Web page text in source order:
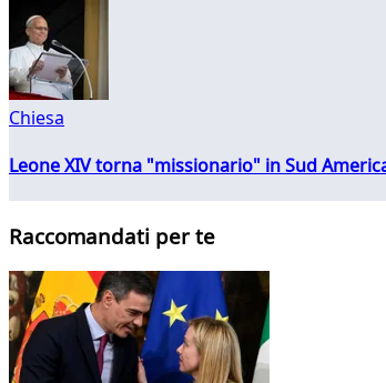
Chiesa
Leone XIV torna "missionario" in Sud
Raccomandati per te